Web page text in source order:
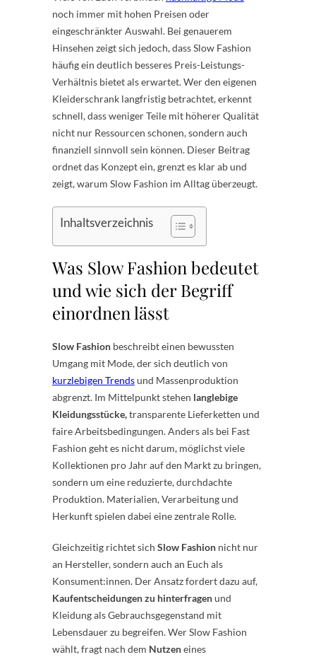
noch immer mit hohen Preisen oder
eingeschränkter Auswahl. Bei genauerem
Hinsehen zeigt sich jedoch, dass Slow Fashion
häufig ein deutlich besseres Preis-Leistungs-
Verhältnis bietet als erwartet. Wer den eigenen
Kleiderschrank langfristig betrachtet, erkennt
schnell, dass weniger Teile mit höherer Qualität
nicht nur Ressourcen schonen, sondern auch
finanziell sinnvoll sein können. Dieser Beitrag
ordnet das Konzept ein, grenzt es klar ab und
zeigt, warum Slow Fashion im Alltag überzeugt.
Inhaltsverzeichnis
Was Slow Fashion bedeutet
und wie sich der Begriff
einordnen lässt
Slow Fashion beschreibt einen bewussten
Umgang mit Mode, der sich deutlich von
kurzlebigen Trendsund Massenproduktion
abgrenzt. Im Mittelpunkt stehen langlebige
Kleidungsstücke,transparente Lieferketten und
faire Arbeitsbedingungen. Anders als bei Fast
Fashion geht es nicht darum, möglichst viele
Kollektionen pro Jahr auf den Markt zu bringen,
sondern um eine reduzierte, durchdachte
Produktion. Materialien, Verarbeitung und
Herkunft spielen dabei eine zentrale Rolle.
Gleichzeitig richtet sich Slow Fashion nicht nur
an Hersteller, sondern auch an Euch als
Konsument:innen. Der Ansatz fordert dazu auf,
Kaufentscheidungen zu hinterfragenund
Kleidung als Gebrauchsgegenstand mit
Lebensdauer zu begreifen. Wer Slow Fashion
wählt, fragt nach dem Nutzeneines